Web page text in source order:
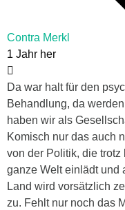
Contra Merkl
1 Jahr her
Da war halt für den
Behandlung, da
haben wir als
Komisch nur das auch
von der Politik, die
ganze Welt einlädt und
Land wird vorsätzlich
zu. Fehlt nur noch das